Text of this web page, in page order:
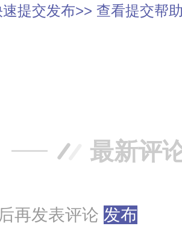
提交发布>> 查看提交帮
最新评
后再发表评论 发布